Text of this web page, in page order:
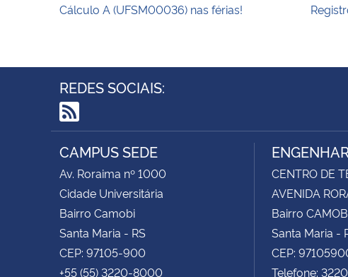
Cálculo A (UFSM00036) nas férias!
REDES SOCIAIS:
RSS
CAMPUS SEDE
Av. Roraima nº 1000
Cidade Universitária
Bairro Camobi
Santa Maria - RS
CEP: 97105-900
+55 (55) 3220-8000
CENTRO DE
AVENIDA
Bairro
Santa Maria -
CEP:
Telefone: